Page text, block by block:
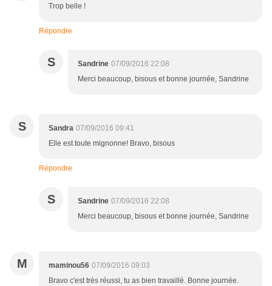
Trop belle !
Répondre
S Sandrine 07/09/2016 22:08
Merci beaucoup, bisous et bonne journée, Sandrine
S Sandra 07/09/2016 09:41
Elle est toute mignonne! Bravo, bisous
Répondre
S Sandrine 07/09/2016 22:08
Merci beaucoup, bisous et bonne journée, Sandrine
M maminou56 07/09/2016 09:03
Bravo c'est très réussi, tu as bien travaillé. Bonne journée.